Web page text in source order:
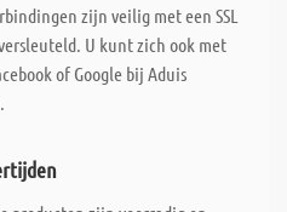
zijn veilig met een SSL
U kunt zich ook met
of Google bij Aduis